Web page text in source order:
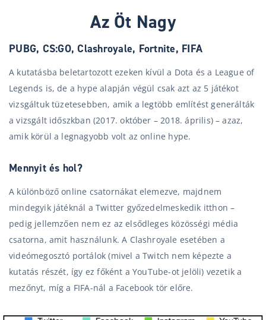
Az Öt Nagy
PUBG, CS:GO, Clashroyale, Fortnite, FIFA
A kutatásba beletartozott ezeken kívül a Dota és a League of
Legends is, de a hype alapján végül csak azt az 5 játékot
vizsgáltuk tüzetesebben, amik a legtöbb említést generálták
a vizsgált időszkban (2017. október – 2018. április) – azaz,
amik körül a legnagyobb volt az online hype.
Mennyit és hol?
A különböző online csatornákat elemezve, majdnem
mindegyik játéknál a Twitter győzedelmeskedik itthon –
pedig jellemzően nem ez az elsődleges közösségi média
csatorna, amit használunk. A Clashroyale esetében a
videómegosztó portálok (mivel a Twitch nem képezte a
kutatás részét, így ez főként a YouTube-ot jelöli) vezetik a
mezőnyt, míg a FIFA-nál a Facebook tör előre.